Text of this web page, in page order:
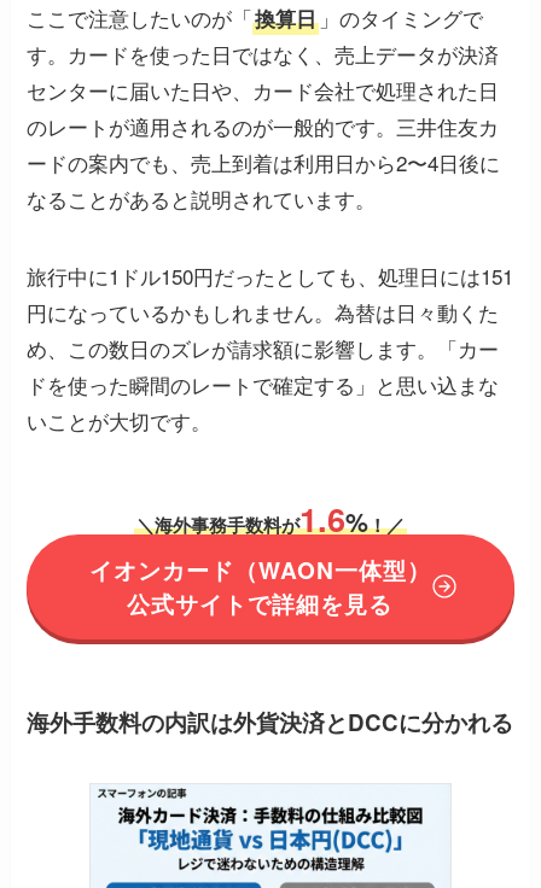
ここで注意したいのが「換算日 」のタイミングで
す。カードを使った日ではなく、売上データが決済
センターに届いた日や、カード会社で処理された日
のレートが適用されるのが一般的です。三井住友カ
ードの案内でも、売上到着は利用日から2〜4日後に
なることがあると説明されています。
旅行中に1ドル150円だったとしても、処理日には151
円になっているかもしれません。為替は日々動くた
め、この数日のズレが請求額に影響します。「カー
ドを使った瞬間のレートで確定する」と思い込まな
いことが大切です。
＼海外事務手数料が1.6%！／
イオンカード（WAON一体型）
公式サイトで詳細を見る
海外手数料の内訳は外貨決済とDCCに分かれる